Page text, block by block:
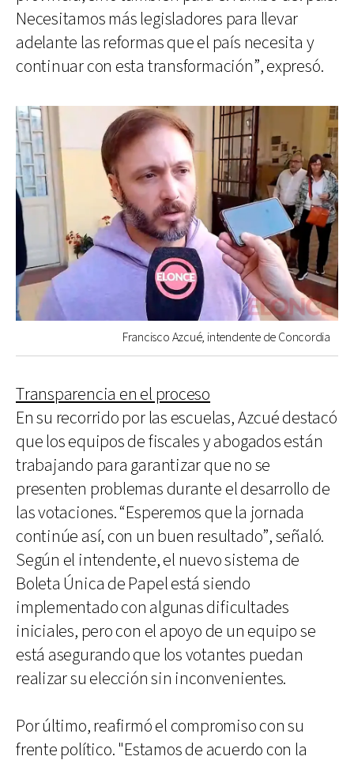
Necesitamos más legisladores para llevar
adelante las reformas que el país necesita y
continuar con esta transformación”, expresó.
Francisco Azcué, intendente de Concordia
Transparencia en el proceso
En su recorrido por las escuelas, Azcué destacó
que los equipos de fiscales y abogados están
trabajando para garantizar que no se
presenten problemas durante el desarrollo de
las votaciones. “Esperemos que la jornada
continúe así, con un buen resultado”, señaló.
Según el intendente, el nuevo sistema de
Boleta Única de Papel está siendo
implementado con algunas dificultades
iniciales, pero con el apoyo de un equipo se
está asegurando que los votantes puedan
realizar su elección sin inconvenientes.
Por último, reafirmó el compromiso con su
frente político. "Estamos de acuerdo con la